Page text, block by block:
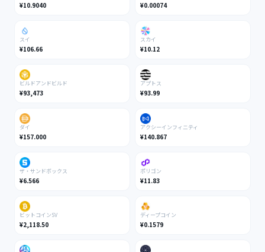
¥10.9040 ¥0.00074
スイ
¥106.66
スカイ
¥10.12
ビルドアンドビルド
¥93,473
アプトス
¥93.99
ダイ
¥157.000
アクシーインフィニティ
¥140.867
ザ・サンドボックス
¥6.566
ポリゴン
¥11.83
ビットコインSV
¥2,118.50
ディープコイン
¥0.1579